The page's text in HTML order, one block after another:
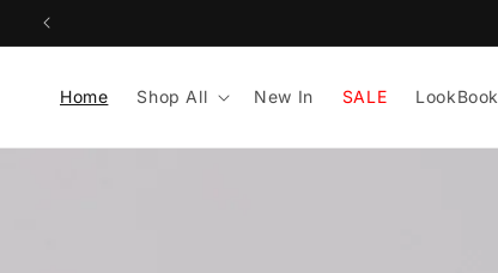
Skip to
Home Shop All New In SALE LookBook